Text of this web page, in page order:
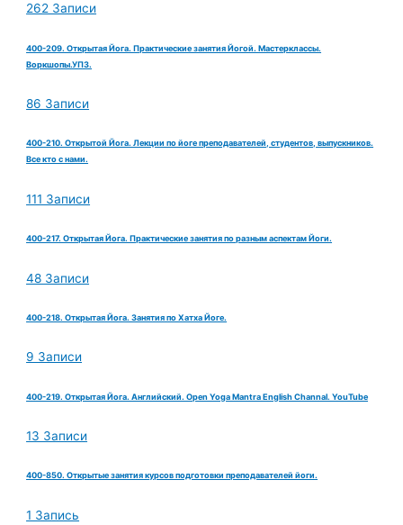
262 Записи
400-209. Открытая Йога. Практические занятия Йогой. Мастерклассы.
Воркшопы.УПЗ.
86 Записи
400-210. Открытой Йога. Лекции по йоге преподавателей, студентов, выпускников.
Все кто с нами.
111 Записи
400-217. Открытая Йога. Практические занятия по разным аспектам Йоги.
48 Записи
400-218. Открытая Йога. Занятия по Хатха Йоге.
9 Записи
400-219. Открытая Йога. Английский. Open Yoga Mantra English Channal. YouTube
13 Записи
400-850. Открытые занятия курсов подготовки преподавателей йоги.
1 Запись